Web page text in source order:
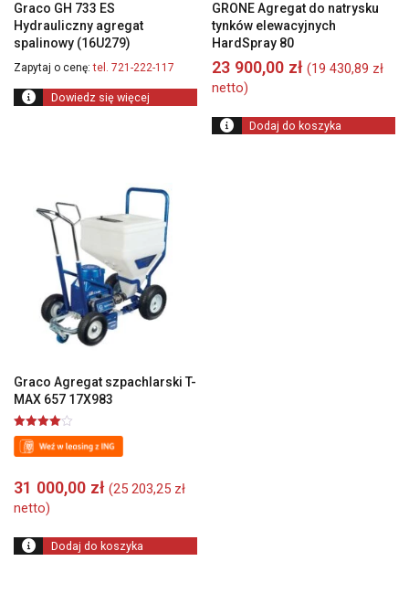
Graco GH 733 ES
Hydrauliczny agregat
spalinowy (16U279)
Zapytaj o cenę: tel. 721-222-117
Dowiedz się więcej
GRONE Agregat do natrysku
tynków elewacyjnych
HardSpray 80
23 900,00 zł (19 430,89 zł
netto)
Dodaj do koszyka
Graco Agregat szpachlarski T-
MAX 657 17X983
Oceniono
4.00
na 5
31 000,00 zł (25 203,25 zł
netto)
Dodaj do koszyka